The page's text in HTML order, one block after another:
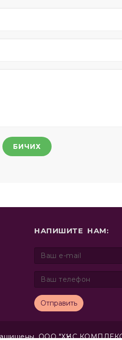
БИЧИХ
НАПИШИТЕ НАМ:
Отправить
ООО "ХҮНС